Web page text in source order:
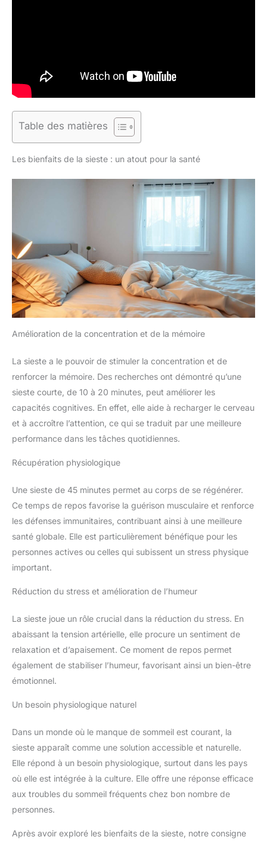
Table des matières
Les bienfaits de la sieste : un atout pour la santé
Amélioration de la concentration et de la mémoire
La sieste a le pouvoir de stimuler la concentration et de
renforcer la mémoire. Des recherches ont démontré qu’une
sieste courte, de 10 à 20 minutes, peut améliorer les
capacités cognitives. En effet, elle aide à recharger le cerveau
et à accroître l’attention, ce qui se traduit par une meilleure
performance dans les tâches quotidiennes.
Récupération physiologique
Une sieste de 45 minutes permet au corps de se régénérer.
Ce temps de repos favorise la guérison musculaire et renforce
les défenses immunitaires, contribuant ainsi à une meilleure
santé globale. Elle est particulièrement bénéfique pour les
personnes actives ou celles qui subissent un stress physique
important.
Réduction du stress et amélioration de l’humeur
La sieste joue un rôle crucial dans la réduction du stress. En
abaissant la tension artérielle, elle procure un sentiment de
relaxation et d’apaisement. Ce moment de repos permet
également de stabiliser l’humeur, favorisant ainsi un bien-être
émotionnel.
Un besoin physiologique naturel
Dans un monde où le manque de sommeil est courant, la
sieste apparaît comme une solution accessible et naturelle.
Elle répond à un besoin physiologique, surtout dans les pays
où elle est intégrée à la culture. Elle offre une réponse efficace
aux troubles du sommeil fréquents chez bon nombre de
personnes.
Après avoir exploré les bienfaits de la sieste, notre consigne